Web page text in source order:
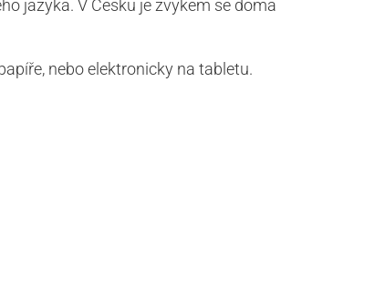
jazyka. V Česku je zvykem se doma
nebo elektronicky na tabletu.